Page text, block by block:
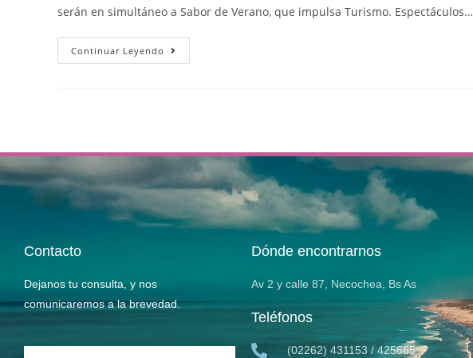
serán en simultáneo a Sabor de Verano, que impulsa Turismo. Espectáculos…
Continuar Leyendo
Contacto
Dejanos tu consulta, y nos
comunicaremos a la brevedad.
Dónde encontrarnos
Av 2 y calle 87, Necochea, Bs As
Teléfonos
(02262) 431153 / 425665